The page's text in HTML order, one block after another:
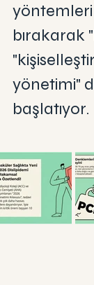
bırakarak
yönetimi"
başlatıyor.